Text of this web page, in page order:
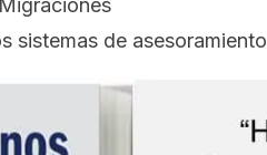
sistemas de asesoramiento